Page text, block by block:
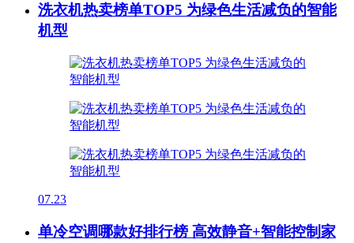
洗衣机热卖榜单TOP5 为绿色生活减负的智能
机型
07.23
单冷空调哪款好排行榜 高效静音+智能控制家